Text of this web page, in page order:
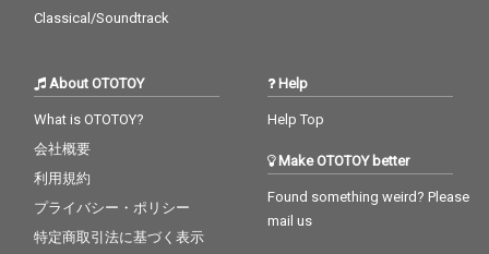
Classical/Soundtrack
About OTOTOY
What is OTOTOY?
会社概要
利用規約
プライバシー・ポリシー
特定商取引法に基づく表示
Help
Help Top
Make OTOTOY better
Found something weird? Please
mail us